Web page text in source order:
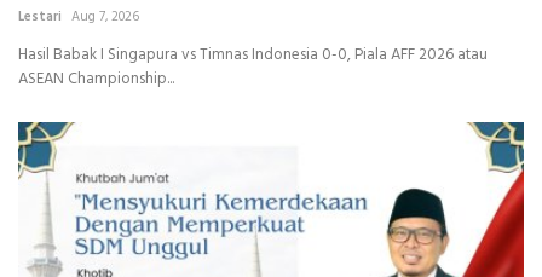
Lestari Aug 7, 2026
Hasil Babak I Singapura vs Timnas Indonesia 0-0, Piala AFF 2026 atau
ASEAN Championship...